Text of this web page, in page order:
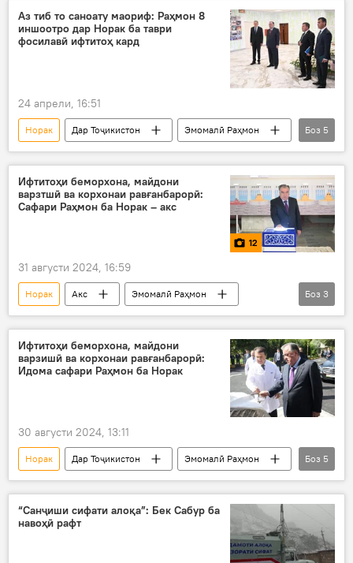
марз
Аз тиб то саноату маориф: Раҳмон 8
иншоотро дар Норак ба таври
фосилавӣ ифтитоҳ кард
24 апрели, 16:51
Норак Дар Тоҷикистон
Эмомалӣ Раҳмон
иншоот
ифтитоҳ
Тандурустӣ
Саноат
Боз 5
Ифтитоҳи беморхона, майдони
варзтшӣ ва корхонаи равғанбарорӣ:
Сафари Раҳмон ба Норак – акс
12
31 августи 2024, 16:59
Норак Акс
Эмомалӣ Раҳмон
ифтитоҳ
иншоот Раисҷумҳур
Боз 3
Ифтитоҳи беморхона, майдони
варзишӣ ва корхонаи равғанбарорӣ:
Идома сафари Раҳмон ба Норак
30 августи 2024, 13:11
Норак Дар Тоҷикистон
Эмомалӣ Раҳмон
иншоот
ифтитоҳ
беморхона
майдони варзишӣ
коргоҳ
Боз 5
“Санҷиши сифати алоқа”: Бек Сабур ба
навоҳӣ рафт